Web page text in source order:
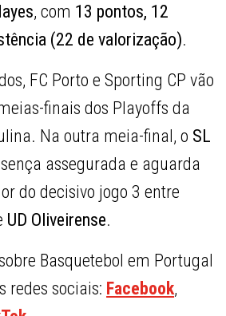
, com 13 pontos, 12
(22 de valorização).
FC Porto e Sporting CP vão
finais dos Playoffs da
Na outra meia-final, o SL
assegurada e aguarda
do decisivo jogo 3 entre
UD Oliveirense.
Basquetebol em Portugal
redes sociais: Facebook,